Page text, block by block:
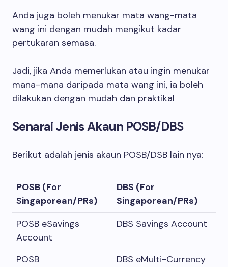
Anda juga boleh menukar mata wang-mata
wang ini dengan mudah mengikut kadar
pertukaran semasa.
Jadi, jika Anda memerlukan atau ingin menukar
mana-mana daripada mata wang ini, ia boleh
dilakukan dengan mudah dan praktikal
Senarai Jenis Akaun POSB/DBS
Berikut adalah jenis akaun POSB/DSB lain nya:
POSB (For
Singaporean/PRs)
DBS (For
Singaporean/PRs)
POSB eSavings
Account
DBS Savings Account
POSB
DBS eMulti-Currency